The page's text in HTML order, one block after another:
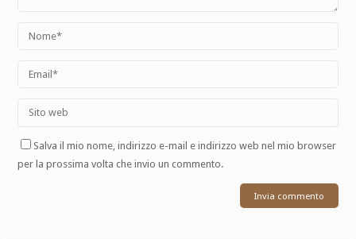
Salva il mio nome, indirizzo e-mail e indirizzo web nel mio browser
per la prossima volta che invio un commento.